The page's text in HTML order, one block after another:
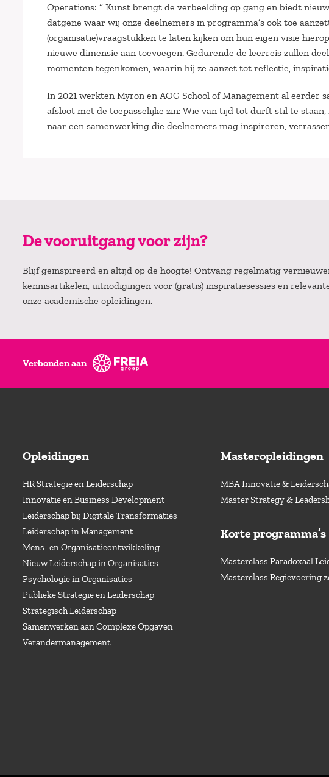
Operations: “ Kunst brengt de verbeelding op gang en biedt
datgene waar wij onze deelnemers in programma’s ook toe
(organisatie)vraagstukken te laten kijken om hun eigen visie
nieuwe dimensie aan toevoegen. Gedurende de leerreis zullen
momenten tegenkomen, waarin hij ze aanzet tot reflectie,
In 2021 werkten Myron en AOG School of Management al eerder
afsloot met de toepasselijke zin: Wie van tijd tot durft stil te
naar een samenwerking die deelnemers mag inspireren,
De vooruitgang voor zijn?
Blijf geïnspireerd en altijd op de hoogte! Ontvang regelmatig
kennisartikelen, uitnodigingen voor (gratis) inspiratiesessies en
onze academische opleidingen.
Verbonden aan
Opleidingen
HR Strategie en Leiderschap
Innovatie en Business Development
Leiderschap bij Digitale Transformaties
Leiderschap in Management
Mens- en Organisatieontwikkeling
Nieuw Leiderschap in Organisaties
Psychologie in Organisaties
Publieke Strategie en Leiderschap
Strategisch Leiderschap
Samenwerken aan Complexe Opgaven
Verandermanagement
Masteropleidingen
MBA Innovatie &
Master Strategy &
Korte programma’s
Masterclass Paradoxaal
Masterclass Regievoering